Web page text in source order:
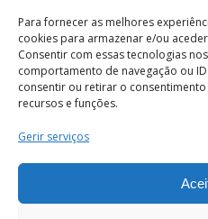
Para fornecer as melhores
cookies para armazenar e/ou
Consentir com essas tecnologias
comportamento de navegação ou
consentir ou retirar o
recursos e funções.
Gerir serviços
Termos e Condições